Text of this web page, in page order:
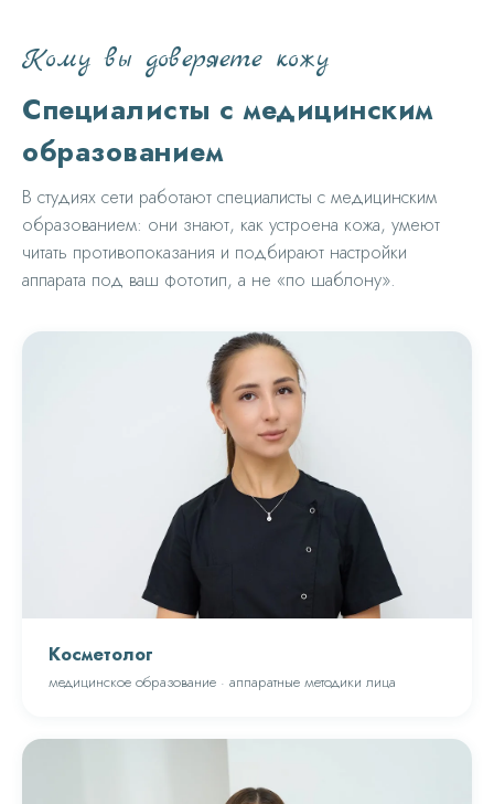
Кому вы доверяете кожу
Специалисты с медицинским
образованием
В студиях сети работают специалисты с медицинским
образованием: они знают, как устроена кожа, умеют
читать противопоказания и подбирают настройки
аппарата под ваш фототип, а не «по шаблону».
Косметолог
медицинское образование · аппаратные методики лица